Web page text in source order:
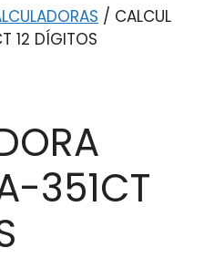
/ CALCUL
12 DÍGITOS
351CT